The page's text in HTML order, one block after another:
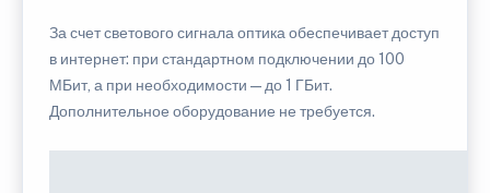
За счет светового сигнала оптика обеспечивает доступ
в интернет: при стандартном подключении до 100
МБит, а при необходимости — до 1 ГБит.
Дополнительное оборудование не требуется.